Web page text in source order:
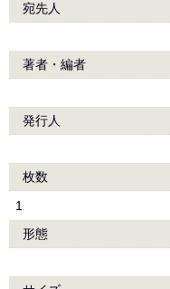
宛先人
著者・編者
発行人
枚数
1
形態